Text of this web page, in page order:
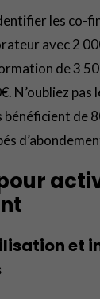
les co-
avec 2
de 3
N’oubliez pas
de
et